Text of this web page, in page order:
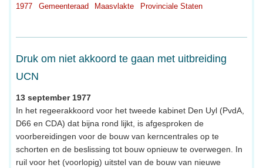
1977
Gemeenteraad Maasvlakte Provinciale Staten
Druk om niet akkoord te gaan met uitbreiding
UCN
13 september 1977
In het regeerakkoord voor het tweede kabinet Den Uyl (PvdA,
D66 en CDA) dat bijna rond lijkt, is afgesproken de
voorbereidingen voor de bouw van kerncentrales op te
schorten en de beslissing tot bouw opnieuw te overwegen. In
ruil voor het (voorlopig) uitstel van de bouw van nieuwe